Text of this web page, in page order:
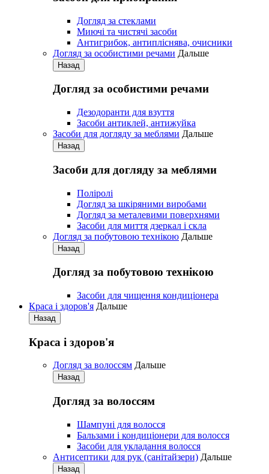
Догляд за стеклами
Миючі та чистячі засоби
Антигрибок, антипліснява, очисники
Догляд за особистими речами Дальше
Назад
Догляд за особистими речами
Дезодоранти для взуття
Засоби антиклей, антижуйка
Засоби для догляду за меблями Дальше
Назад
Засоби для догляду за меблями
Поліролі
Догляд за шкіряними виробами
Догляд за металевими поверхнями
Засоби для миття дзеркал і скла
Догляд за побутовою технікою Дальше
Назад
Догляд за побутовою технікою
Засоби для чищення кондиціонера
Краса і здоров'я Дальше
Назад
Краса і здоров'я
Догляд за волоссям Дальше
Назад
Догляд за волоссям
Шампуні для волосся
Бальзами і кондиціонери для волосся
Засоби для укладання волосся
Антисептики для рук (санітайзери) Дальше
Назад